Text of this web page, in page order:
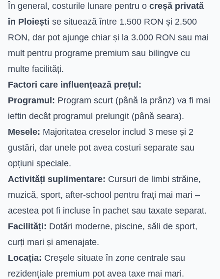
În general, costurile lunare pentru o creșă privată
în Ploiești se situează între 1.500 RON și 2.500
RON, dar pot ajunge chiar și la 3.000 RON sau mai
mult pentru programe premium sau bilingve cu
multe facilități.
Factori care influențează prețul:
Programul: Program scurt (până la prânz) va fi mai
ieftin decât programul prelungit (până seara).
Mesele: Majoritatea creselor includ 3 mese și 2
gustări, dar unele pot avea costuri separate sau
opțiuni speciale.
Activități suplimentare: Cursuri de limbi străine,
muzică, sport, after-school pentru frați mai mari –
acestea pot fi incluse în pachet sau taxate separat.
Facilități: Dotări moderne, piscine, săli de sport,
curți mari și amenajate.
Locația: Creșele situate în zone centrale sau
rezidențiale premium pot avea taxe mai mari.